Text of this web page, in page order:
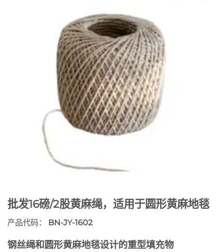
批发16磅/2股黄麻绳，适用于圆形黄麻地毯
产品代码： BN-JY-1602
钢丝绳和圆形黄麻地毯设计的重型填充物